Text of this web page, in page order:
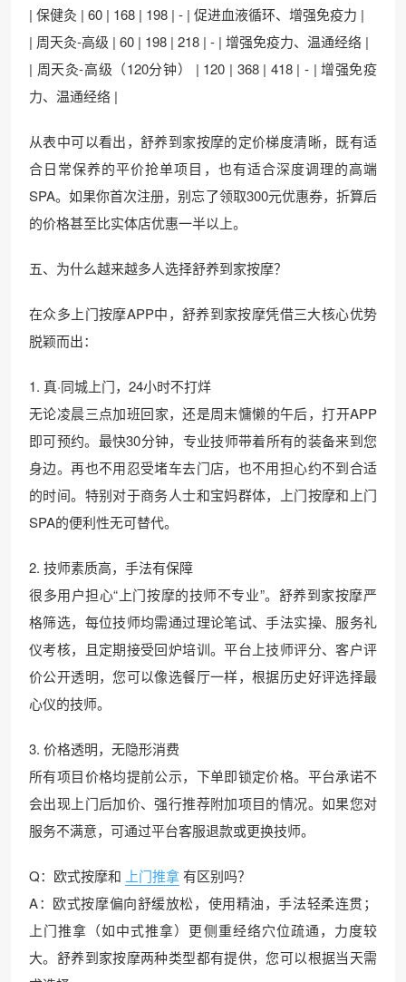
| 保健灸 | 60 | 168 | 198 | - | 促进血液循环、增强免疫力 |
| 周天灸-高级 | 60 | 198 | 218 | - | 增强免疫力、温通经络 |
| 周天灸-高级（120分钟） | 120 | 368 | 418 | - | 增强免疫
力、温通经络 |
从表中可以看出，舒养到家按摩的定价梯度清晰，既有适
合日常保养的平价抢单项目，也有适合深度调理的高端
SPA。如果你首次注册，别忘了领取300元优惠券，折算后
的价格甚至比实体店优惠一半以上。
五、为什么越来越多人选择舒养到家按摩？
在众多上门按摩APP中，舒养到家按摩凭借三大核心优势
脱颖而出：
1. 真·同城上门，24小时不打烊
无论凌晨三点加班回家，还是周末慵懒的午后，打开APP
即可预约。最快30分钟，专业技师带着所有的装备来到您
身边。再也不用忍受堵车去门店，也不用担心约不到合适
的时间。特别对于商务人士和宝妈群体，上门按摩和上门
SPA的便利性无可替代。
2. 技师素质高，手法有保障
很多用户担心“上门按摩的技师不专业”。舒养到家按摩严
格筛选，每位技师均需通过理论笔试、手法实操、服务礼
仪考核，且定期接受回炉培训。平台上技师评分、客户评
价公开透明，您可以像选餐厅一样，根据历史好评选择最
心仪的技师。
3. 价格透明，无隐形消费
所有项目价格均提前公示，下单即锁定价格。平台承诺不
会出现上门后加价、强行推荐附加项目的情况。如果您对
服务不满意，可通过平台客服退款或更换技师。
Q：欧式按摩和 上门推拿有区别吗？
A：欧式按摩偏向舒缓放松，使用精油，手法轻柔连贯；
上门推拿（如中式推拿）更侧重经络穴位疏通，力度较
大。舒养到家按摩两种类型都有提供，您可以根据当天需